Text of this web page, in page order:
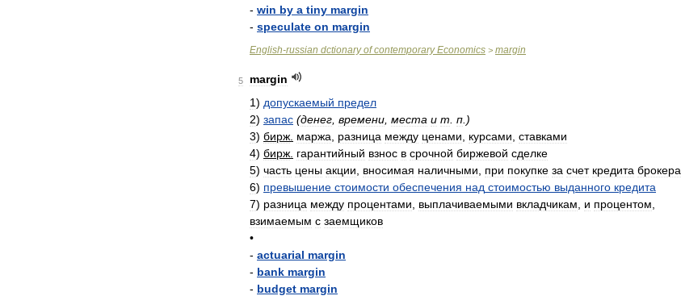
- win by a tiny margin
- speculate on margin
English-russian dctionary of contemporary Economics > margin
5
margin
1) допускаемый предел
2) запас (денег времени места и т п .)
3) бирж маржа разница между ценами курсами ставками
4) бирж гарантийный взнос в срочной биржевой сделке
5) часть цены акции вносимая наличными при покупке за счет кредита брокера
6) превышение стоимости обеспечения над стоимостью выданного кредита
7) разница между процентами выплачиваемыми вкладчикам и процентом
взимаемым с заемщиков
•
- actuarial margin
- bank margin
- budget margin